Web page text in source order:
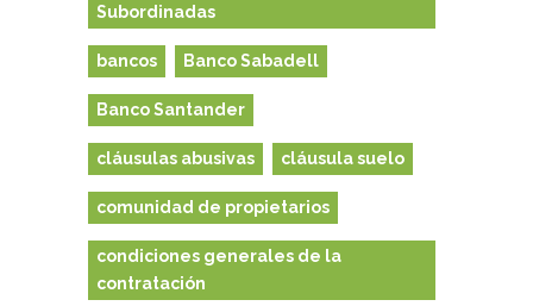
Subordinadas
bancos Banco Sabadell
Banco Santander
cláusulas abusivas cláusula suelo
comunidad de propietarios
condiciones generales de la
contratación